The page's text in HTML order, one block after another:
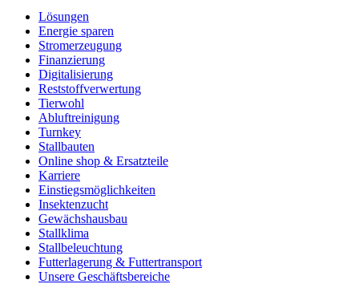
Lösungen
Energie sparen
Stromerzeugung
Finanzierung
Digitalisierung
Reststoffverwertung
Tierwohl
Abluftreinigung
Turnkey
Stallbauten
Online shop & Ersatzteile
Karriere
Einstiegsmöglichkeiten
Insektenzucht
Gewächshausbau
Stallklima
Stallbeleuchtung
Futterlagerung & Futtertransport
Unsere Geschäftsbereiche